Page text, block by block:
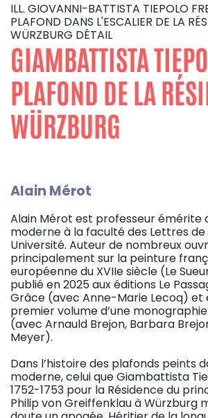
ILL. GIOVANNI-BATTISTA TIEPOLO
PLAFOND DANS L'ESCALIER DE LA
WÜRZBURG DÉTAIL
GIAMBATTISTA
PLAFOND DE LA
WÜRZBURG
Alain Mérot
Alain Mérot est professeur émérite
moderne à la faculté des Lettres
Université. Auteur de nombreux
principalement sur la peinture
européenne du XVIIe siècle (Le
publié en 2025 aux éditions Le
Grâce (avec Anne-Marie Lecoq) et
premier volume d’une
(avec Arnauld Brejon, Barbara
Meyer).
Dans l’histoire des plafonds peints
moderne, celui que Giambattista
1752-1753 pour la Résidence du
Philip von Greiffenklau à Würzburg